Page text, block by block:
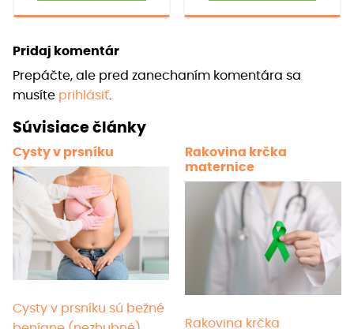
má
Pridaj komentár
Prepáčte, ale pred zanechaním komentára sa
musíte prihlásiť
Súvisiace články
Cysty v prsníku
Cysty v prsníku sú bežné
Rakovina krčka
maternice
Rakovina krčka